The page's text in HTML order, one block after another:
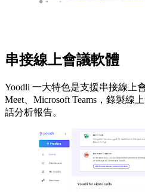
串接線上會議軟體
Yoodli 一大特色是支援串接線上
Meet、Microsoft Teams，錄製線
話分析報告。